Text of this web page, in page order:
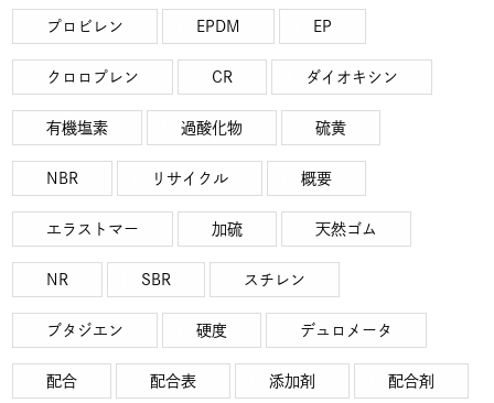
プロビレン EPDM EP
クロロプレン CR ダイオキシン
有機塩素 過酸化物 硫黄
NBR リサイクル 概要
エラストマー 加硫 天然ゴム
NR SBR スチレン
ブタジエン 硬度 デュロメータ
配合 配合表 添加剤 配合剤